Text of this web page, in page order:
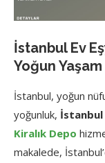
İstanbul Ev
Yoğun
İstanbul, yoğun
yoğunluk, İstanbul
Kiralık Depo
makalede,